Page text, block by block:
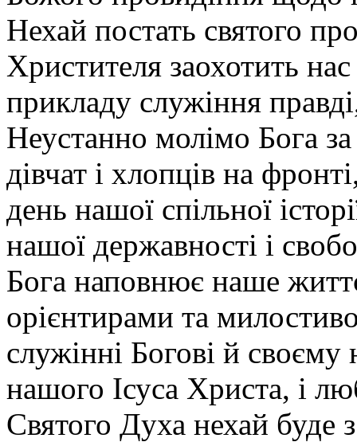
Нехай постать святого
Христителя заохотить
прикладу служіння
Неустанно молімо Бога
дівчат і хлопців на
день нашої спільної
нашої державності і
Бога наповнює наше
орієнтирами та
служінні Богові й
нашого Ісуса Христа, і
Святого Духа нехай буде